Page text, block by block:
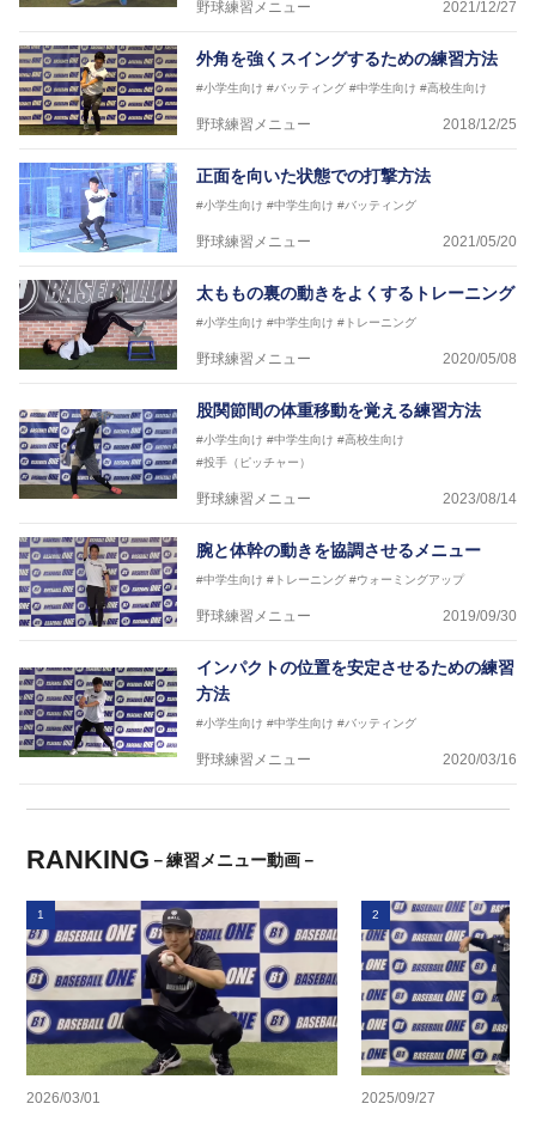
野球練習メニュー 2021/12/27
外角を強くスイングするための練習方法
#小学生向け #バッティング #中学生向け #高校生向け
野球練習メニュー 2018/12/25
正面を向いた状態での打撃方法
#小学生向け #中学生向け #バッティング
野球練習メニュー 2021/05/20
太ももの裏の動きをよくするトレーニング
#小学生向け #中学生向け #トレーニング
野球練習メニュー 2020/05/08
股関節間の体重移動を覚える練習方法
#小学生向け #中学生向け #高校生向け
#投手（ピッチャー）
野球練習メニュー 2023/08/14
腕と体幹の動きを協調させるメニュー
#中学生向け #トレーニング #ウォーミングアップ
野球練習メニュー 2019/09/30
インパクトの位置を安定させるための練習
方法
#小学生向け #中学生向け #バッティング
野球練習メニュー 2020/03/16
RANKING －練習メニュー動画－
1
2026/03/01
2
2025/09/27